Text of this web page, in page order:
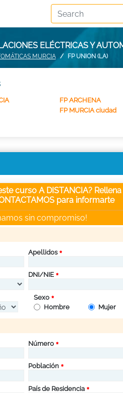
ELÉCTRICAS Y
MURCIA FP UNION (LA)
FP ARCHENA
FP MURCIA ciudad
curso A DISTANCIA? Rellena
para informarte
sin compromiso!
Apellidos
DNI/NIE
Sexo
Hombre
Mujer
Número
Población
País de Residencia